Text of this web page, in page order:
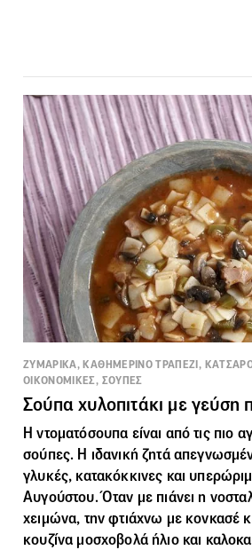
ΖΥΜΑΡΙΚΑ, ΚΑΘΗΜΕΡΙΝΟ ΤΡΑΠΕΖΙ,
ΟΙΚΟΝΟΜΙΚΕΣ, ΣΟΥΠΕΣ
Σούπα χυλοπιτάκι με γεύση
Ηντοματόσουπα είναι από τις πιο
σούπες. Η ιδανική ζητά
γλυκές, κατακόκκινες και
Αυγούστου. Όταν με πιάνει η
χειμώνα, την φτιάχνω με κονκασέ
κουζίνα μοσχοβολά ήλιο και